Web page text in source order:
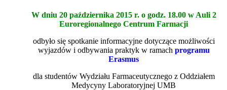
W dniu 20 października 2015 r. o godz. 18.00 w Auli 2
Euroregionalnego Centrum Farmacji
odbyło się spotkanie informacyjne dotyczące możliwości
wyjazdów i odbywania praktyk w ramach programu
Erasmus
dla studentów Wydziału Farmaceutycznego z Oddziałem
Medycyny Laboratoryjnej UMB